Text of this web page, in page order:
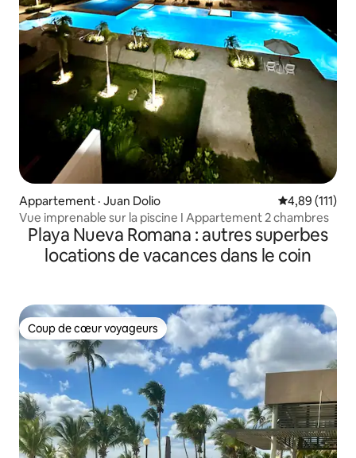
Appartement · Juan Dolio Note
4,89 (111)
Vue imprenable sur la piscine I Appartement 2 chambres
Playa Nueva Romana : autres superbes
locations de vacances dans le coin
Coup de cœur voyageurs
Coup de cœur voyageurs